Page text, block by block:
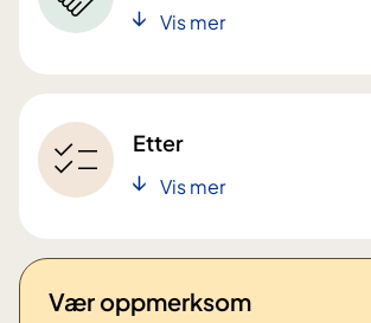
Vis mer
Etter
Vis mer
Vær oppmerksom